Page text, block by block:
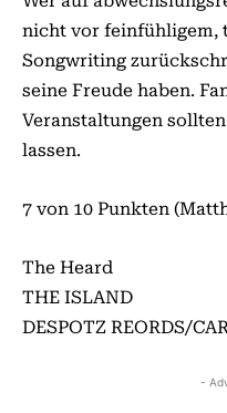
nicht vor feinfühligem,
Songwriting
seine Freude haben.
Veranstaltungen
lassen.
7 von 10 Punkten
The Heard
THE ISLAND
DESPOTZ REORDS/
-